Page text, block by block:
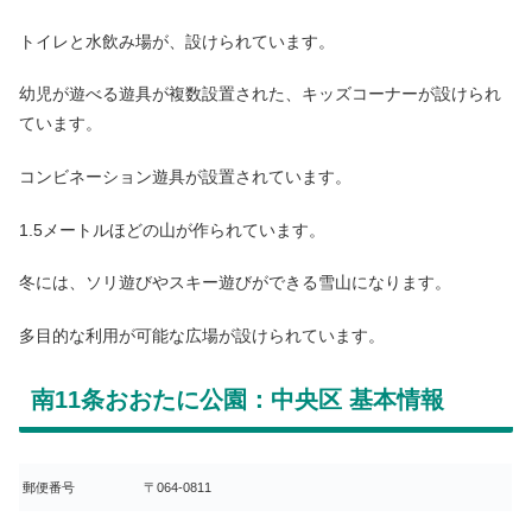
トイレと水飲み場が、設けられています。
幼児が遊べる遊具が複数設置された、キッズコーナーが設けられ
ています。
コンビネーション遊具が設置されています。
1.5メートルほどの山が作られています。
冬には、ソリ遊びやスキー遊びができる雪山になります。
多目的な利用が可能な広場が設けられています。
南11条おおたに公園：中央区 基本情報
郵便番号 〒064-0811